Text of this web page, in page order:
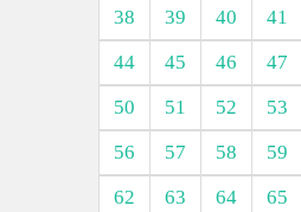
38
39 40 41
44
45 46 47
50
51 52 53
56
57 58 59
62
63 64 65